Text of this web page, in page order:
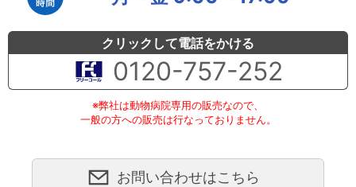
クリックして電話をかける
0120-757-252
※弊社は動物病院専用の販売なので、
一般の方への販売は行なっておりません。
お問い合わせはこちら